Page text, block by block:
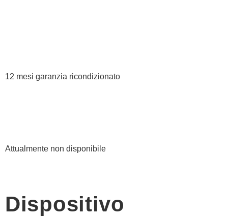
12 mesi garanzia ricondizionato
Attualmente non disponibile
Dispositivo